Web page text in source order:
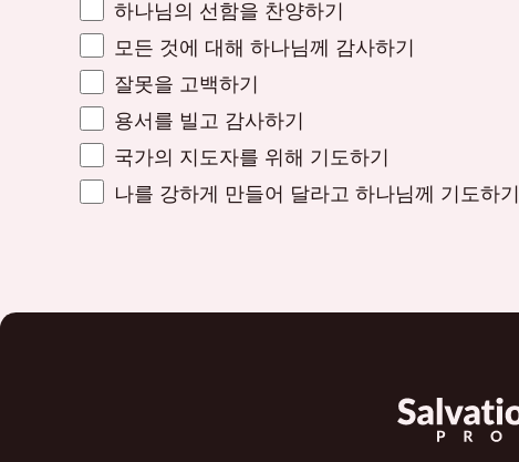
하나님의 선함을 찬양하기
모든 것에 대해 하나님께 감사하기
잘못을 고백하기
용서를 빌고 감사하기
국가의 지도자를 위해 기도하기
나를 강하게 만들어 달라고 하나님께 기도하기